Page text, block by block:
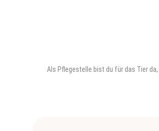
Als Pflegestelle bist du für das Tier